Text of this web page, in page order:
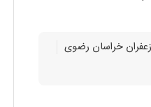
خراسان رضوی